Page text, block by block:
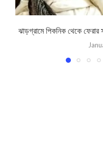
ঝাড়গ্রামে পিকনিক থেকে